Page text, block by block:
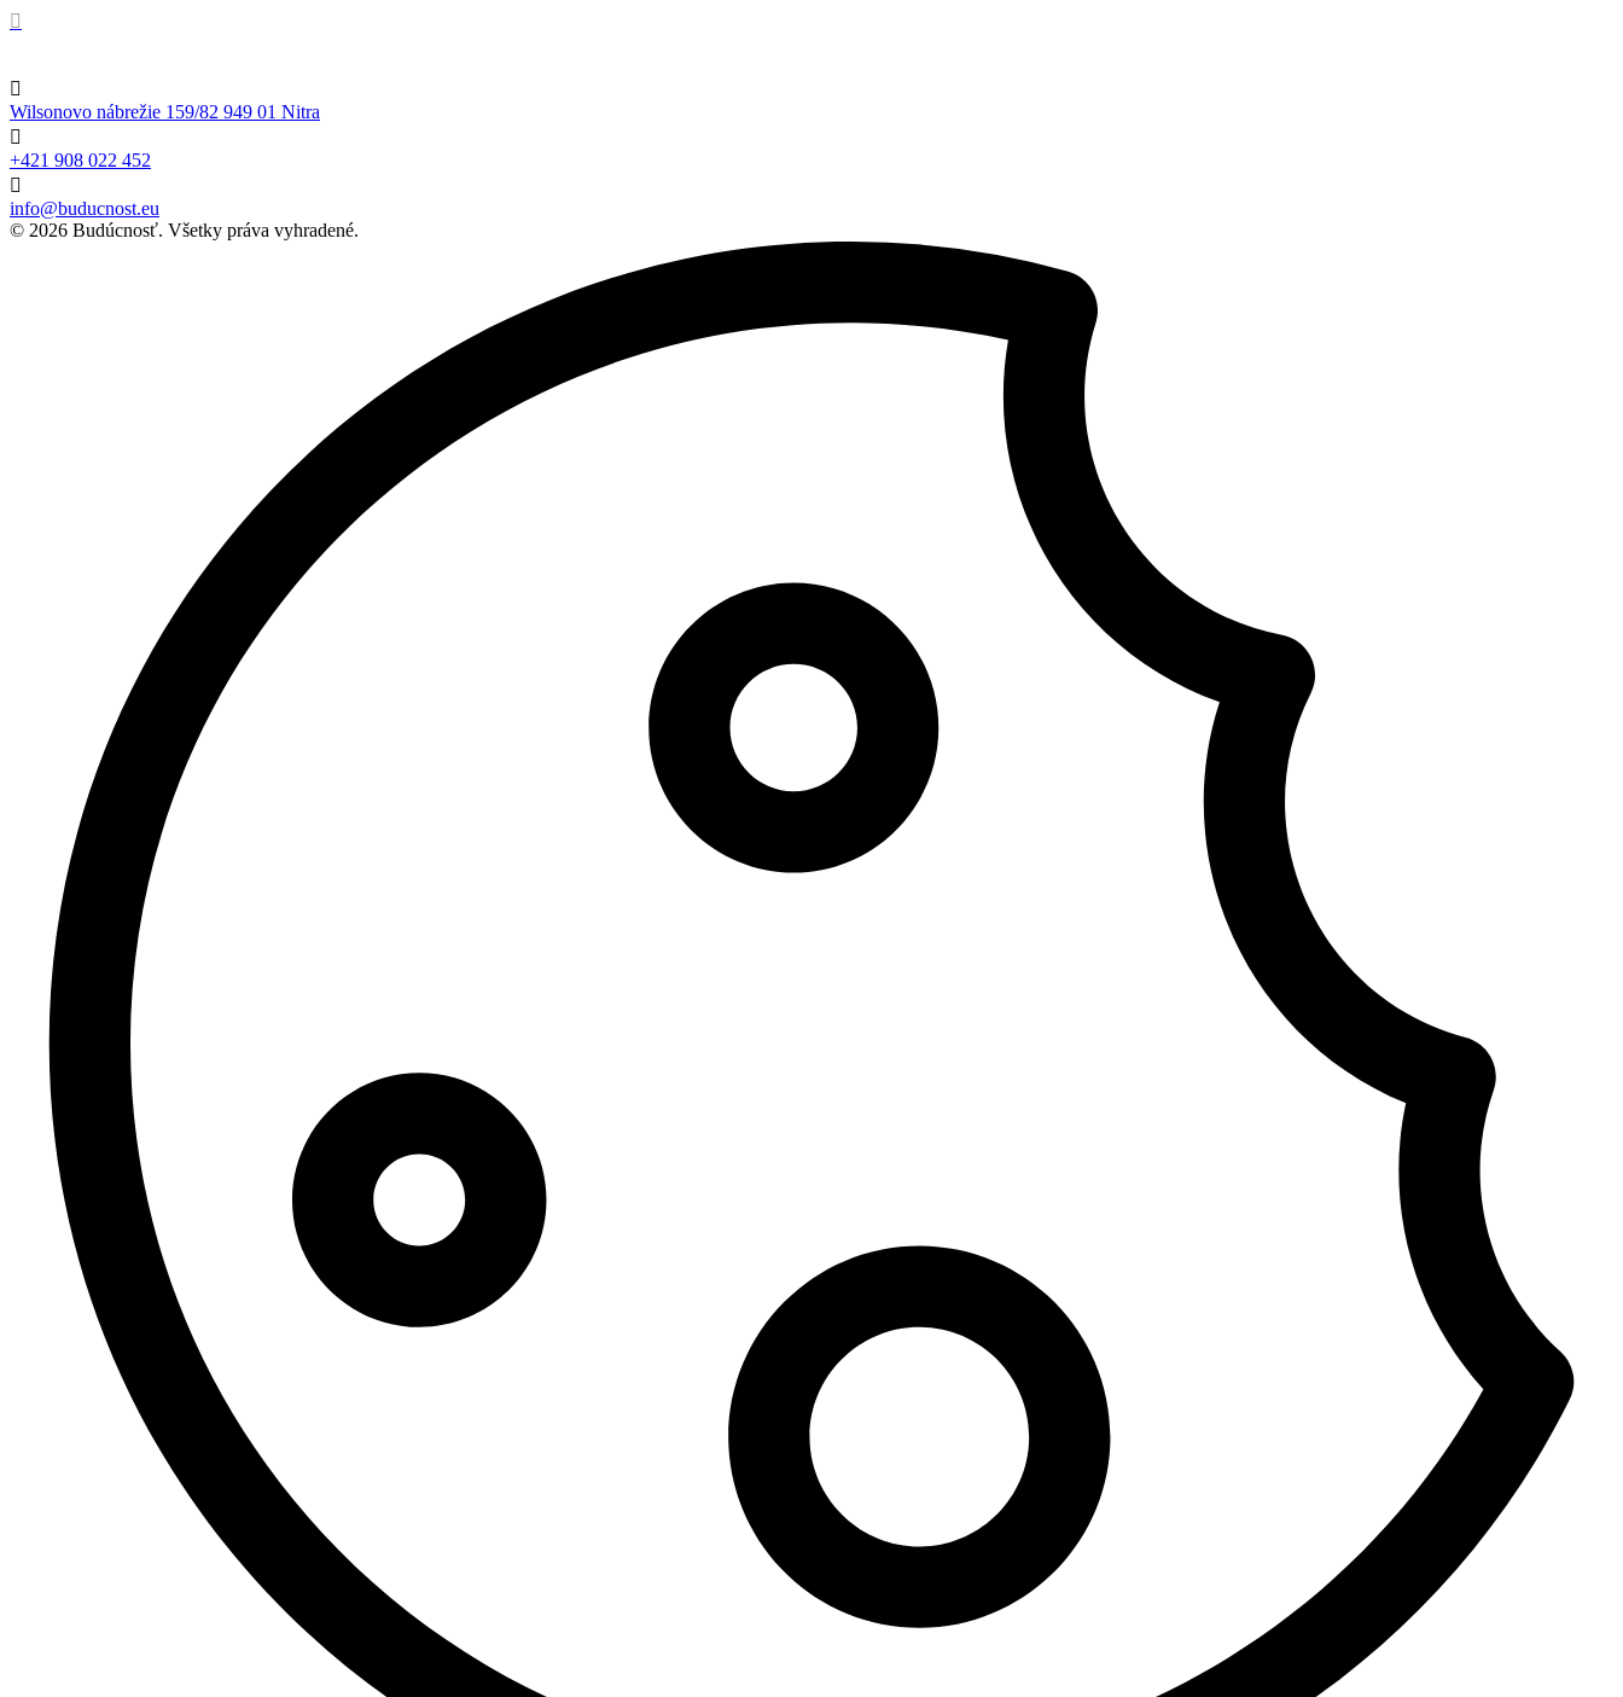


Wilsonovo nábrežie 159/82 949 01 Nitra

+421 908 022 452

info@buducnost.eu
© 2026 Budúcnosť. Všetky práva vyhradené.